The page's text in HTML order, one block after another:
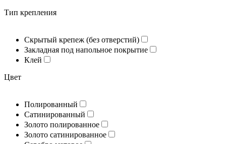
Тип крепления
Скрытый крепеж (без отверстий)
Закладная под напольное покрытие
Клей
Цвет
Полированный
Сатинированный
Золото полированное
Золото сатинированное